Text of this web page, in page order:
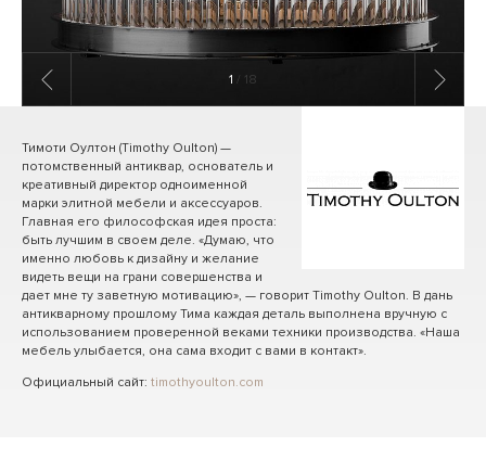
1 / 18
Тимоти Оултон (Timothy Oulton) —
потомственный антиквар, основатель и
креативный директор одноименной
марки элитной мебели и аксессуаров.
Главная его философская идея проста:
быть лучшим в своем деле. «Думаю, что
именно любовь к дизайну и желание
видеть вещи на грани совершенства и
дает мне ту заветную мотивацию», — говорит Timothy Oulton. В дань
антикварному прошлому Тима каждая деталь выполнена вручную с
использованием проверенной веками техники производства. «Наша
мебель улыбается, она сама входит с вами в контакт».
Официальный сайт: timothyoulton.com